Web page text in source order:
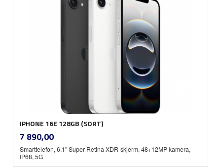
IPHONE 16E 128GB (SORT)
Pris
7 890,00mva.
Smarttelefon, 6,1" Super Retina XDR-skjerm, 48+12MP kamera,
IP68, 5G